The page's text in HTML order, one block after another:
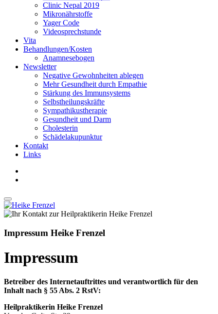
Clinic Nepal 2019
Mikronährstoffe
Yager Code
Videosprechstunde
Vita
Behandlungen/Kosten
Anamnesebogen
Newsletter
Negative Gewohnheiten ablegen
Mehr Gesundheit durch Empathie
Stärkung des Immunsystems
Selbstheilungskräfte
Sympathikustherapie
Gesundheit und Darm
Cholesterin
Schädelakupunktur
Kontakt
Links
Impressum Heike Frenzel
Impressum
Betreiber des Internetauftrittes und verantwortlich für den
Inhalt nach § 55 Abs. 2 RstV:
Heilpraktikerin Heike Frenzel